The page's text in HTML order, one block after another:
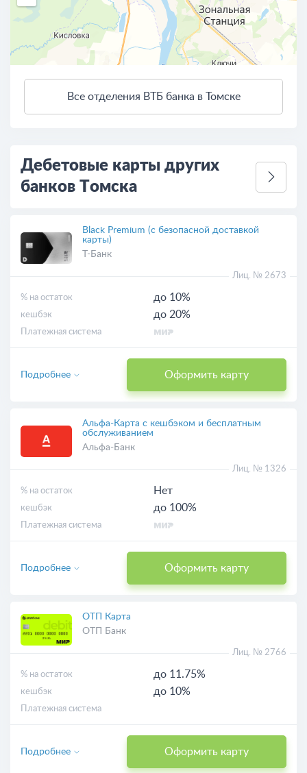
Все отделения ВТБ банка в Томске
Дебетовые карты других
банков Томска
Black Premium (с безопасной доставкой
карты)
Т-Банк
Лиц. № 2673
% на остаток до 10%
кешбэк до 20%
Платежная система
Оформить карту
Подробнее
Альфа-Карта с кешбэком и бесплатным
обслуживанием
Альфа-Банк
Лиц. № 1326
% на остаток Нет
кешбэк до 100%
Платежная система
Оформить карту
Подробнее
ОТП Карта
ОТП Банк
Лиц. № 2766
% на остаток до 11.75%
кешбэк до 10%
Платежная система
Оформить карту
Подробнее